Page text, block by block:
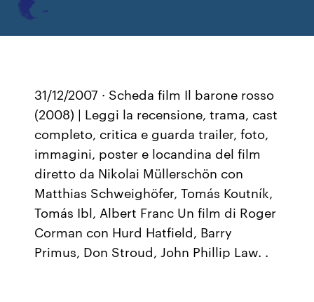
31/12/2007 · Scheda film Il barone rosso
(2008) | Leggi la recensione, trama, cast
completo, critica e guarda trailer, foto,
immagini, poster e locandina del film
diretto da Nikolai Müllerschön con
Matthias Schweighöfer, Tomás Koutník,
Tomás Ibl, Albert Franc Un film di Roger
Corman con Hurd Hatfield, Barry
Primus, Don Stroud, John Phillip Law. .